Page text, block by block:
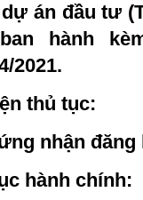
án đầu tư
hành
2021.
thủ tục:
nhận đăng
hành chính: